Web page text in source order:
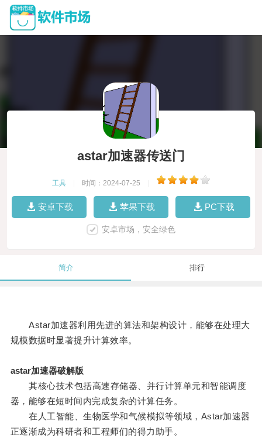
astar加速器传送门
工具 时间：2024-07-25
安卓下载 苹果下载 PC下载
安卓市场，安全绿色
简介 排行
Astar加速器利用先进的算法和架构设计，能够在处理大
规模数据时显著提升计算效率。
astar加速器破解版
其核心技术包括高速存储器、并行计算单元和智能调度
器，能够在短时间内完成复杂的计算任务。
在人工智能、生物医学和气候模拟等领域，Astar加速器
正逐渐成为科研者和工程师们的得力助手。